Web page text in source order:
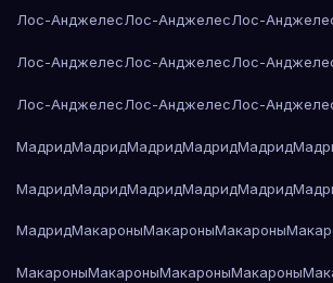
Лос-АнджелесЛос-АнджелесЛос-
Лос-АнджелесЛос-АнджелесЛос-
Лос-АнджелесЛос-АнджелесЛос-
МадридМадридМадридМадридМадрид
МадридМадридМадридМадридМадрид
МадридМакароныМакароныМакароны
МакароныМакароныМакароныМакароны